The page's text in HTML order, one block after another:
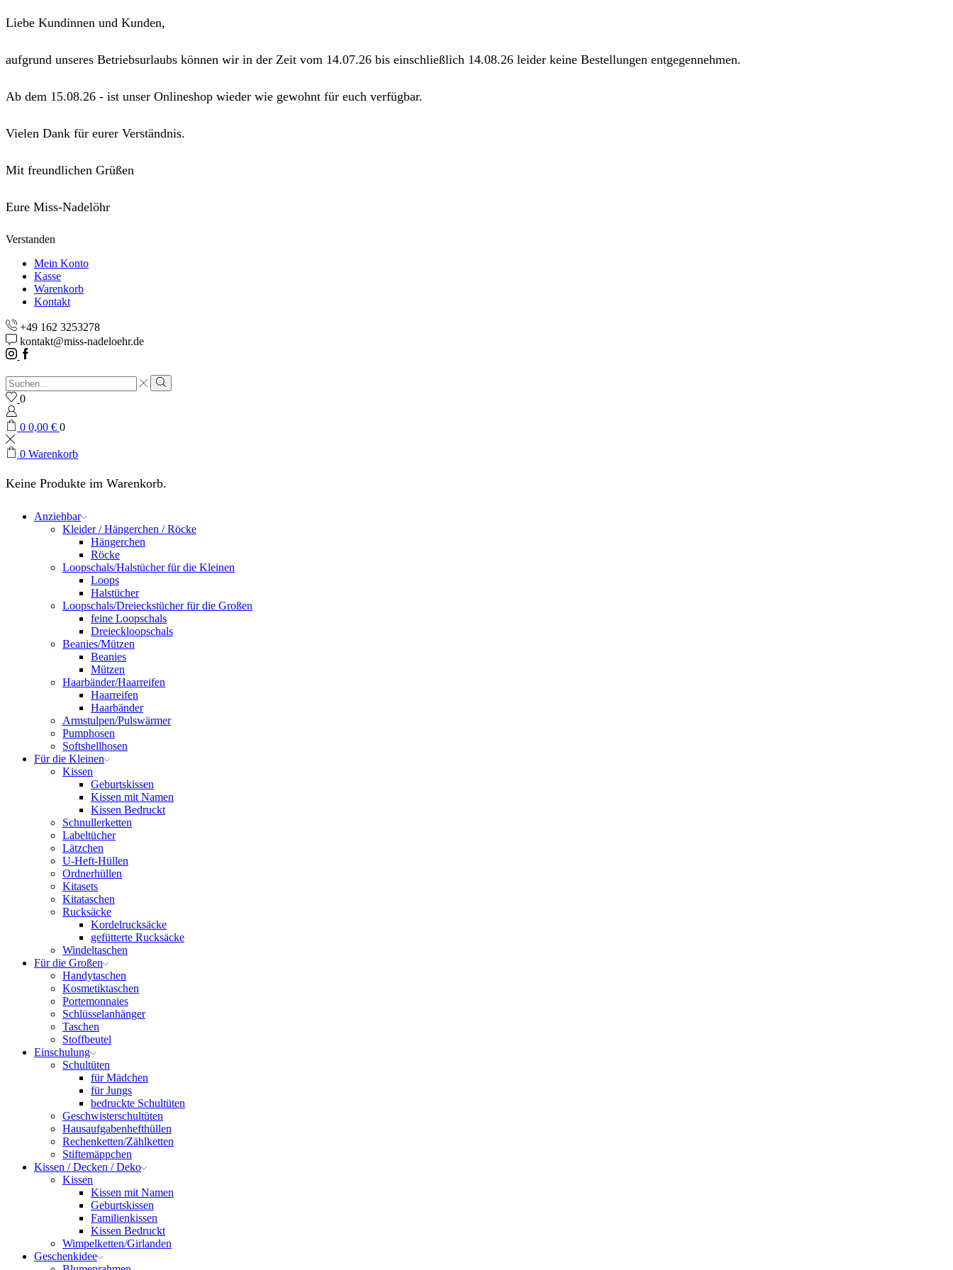
Liebe Kundinnen und Kunden,
aufgrund unseres Betriebsurlaubs können wir in der Zeit vom 14.07.26 bis einschließlich 14.08.26 leider keine Bestellungen entgegennehmen.
Ab dem 15.08.26 - ist unser Onlineshop wieder wie gewohnt für euch verfügbar.
Vielen Dank für eurer Verständnis.
Mit freundlichen Grüßen
Eure Miss-Nadelöhr
Verstanden
Mein Konto
Kasse
Warenkorb
Kontakt
+49 162 3253278
kontakt@miss-nadeloehr.de
Instagram
Facebook
Sucheingabe
Suche
0
0 0,00 € 0
0 Warenkorb
Keine Produkte im Warenkorb.
Anziehbar
Kleider / Hängerchen / Röcke
Hängerchen
Röcke
Loopschals/Halstücher für die Kleinen
Loops
Halstücher
Loopschals/Dreieckstücher für die Großen
feine Loopschals
Dreieckloopschals
Beanies/Mützen
Beanies
Mützen
Haarbänder/Haarreifen
Haarreifen
Haarbänder
Armstulpen/Pulswärmer
Pumphosen
Softshellhosen
Für die Kleinen
Kissen
Geburtskissen
Kissen mit Namen
Kissen Bedruckt
Schnullerketten
Labeltücher
Lätzchen
U-Heft-Hüllen
Ordnerhüllen
Kitasets
Kitataschen
Rucksäcke
Kordelrucksäcke
gefütterte Rucksäcke
Windeltaschen
Für die Großen
Handytaschen
Kosmetiktaschen
Portemonnaies
Schlüsselanhänger
Taschen
Stoffbeutel
Einschulung
Schultüten
für Mädchen
für Jungs
bedruckte Schultüten
Geschwisterschultüten
Hausaufgabenhefthüllen
Rechenketten/Zählketten
Stiftemäppchen
Kissen / Decken / Deko
Kissen
Kissen mit Namen
Geburtskissen
Familienkissen
Kissen Bedruckt
Wimpelketten/Girlanden
Geschenkidee